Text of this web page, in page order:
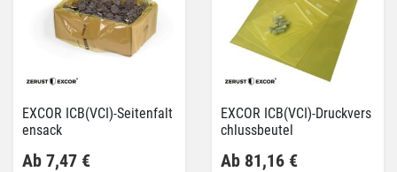
EXCOR ICB(VCI)-Seitenfalt
ensack
Ab 7,47 €
EXCOR ICB(VCI)-Druckvers
chlussbeutel
Ab 81,16 €